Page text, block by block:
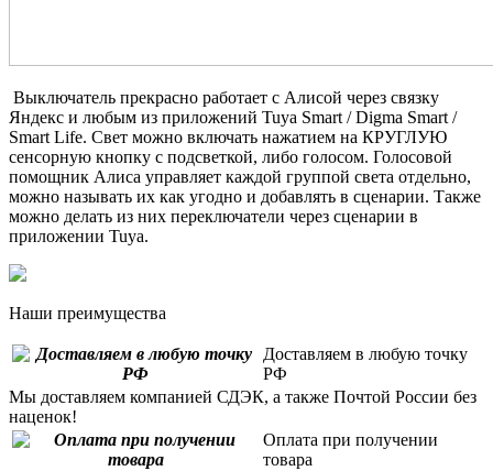
Выключатель прекрасно работает с Алисой через связку
Яндекс и любым из приложений Tuya Smart / Digma Smart /
Smart Life. Свет можно включать нажатием на КРУГЛУЮ
сенсорную кнопку с подсветкой, либо голосом. Голосовой
помощник Алиса управляет каждой группой света отдельно,
можно называть их как угодно и добавлять в сценарии. Также
можно делать из них переключатели через сценарии в
приложении Tuya.
Наши преимущества
Доставляем в любую точку
РФ
Мы доставляем компанией СДЭК, а также Почтой России без
наценок!
Оплата при получении
товара